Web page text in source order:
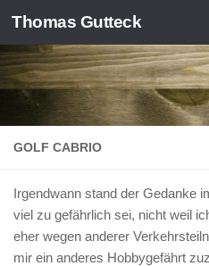
Zum Inhalt springen
Thomas Gutteck
GOLF CABRIO
Irgendwann stand der Gedanke
viel zu gefährlich sei, nicht weil
eher wegen anderer
mir ein anderes Hobbygefährt